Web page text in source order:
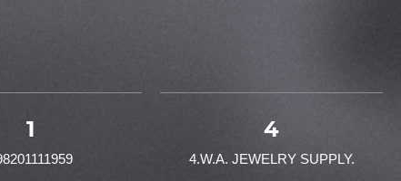
1 4
4.W.A. JEWELRY SUPPLY.